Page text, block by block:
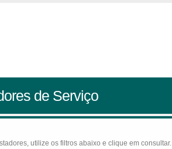
de Serviço
utilize os filtros abaixo e clique em consultar.